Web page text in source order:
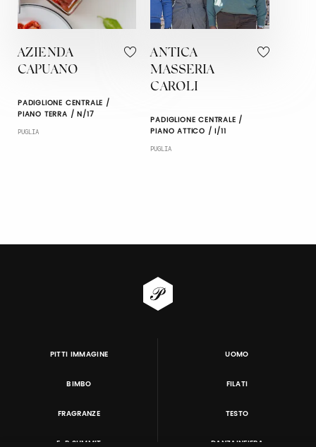
AZIENDA
CAPUANO
PADIGLIONE CENTRALE /
PIANO TERRA / N/17
PUGLIA
ANTICA
MASSERIA
CAROLI
PADIGLIONE CENTRALE /
PIANO ATTICO / I/11
PUGLIA
PITTI IMMAGINE UOMO
BIMBO FILATI
FRAGRANZE TESTO
E-P SUMMIT DANZAINFIERA